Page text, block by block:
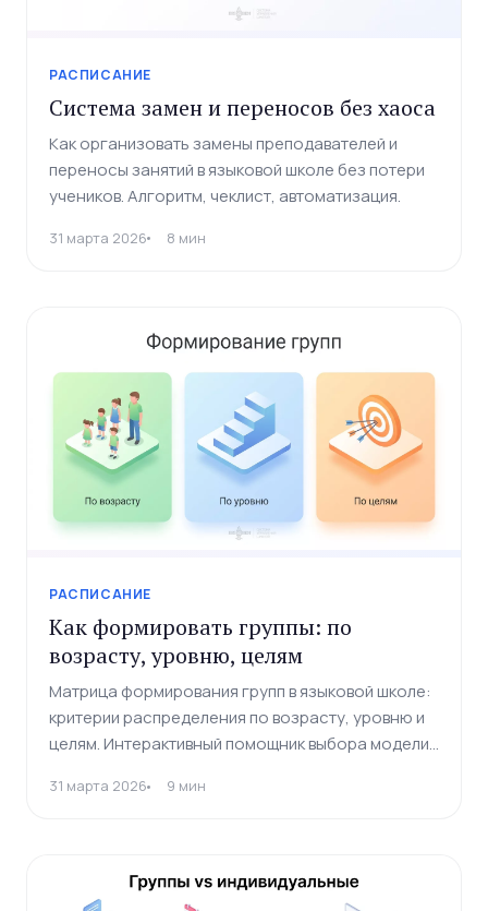
РАСПИСАНИЕ
Система замен и переносов без хаоса
Как организовать замены преподавателей и
переносы занятий в языковой школе без потери
учеников. Алгоритм, чеклист, автоматизация.
31 марта 2026 8 мин
РАСПИСАНИЕ
Как формировать группы: по
возрасту, уровню, целям
Матрица формирования групп в языковой школе:
критерии распределения по возрасту, уровню и
целям. Интерактивный помощник выбора модели
31 марта 2026 9 мин